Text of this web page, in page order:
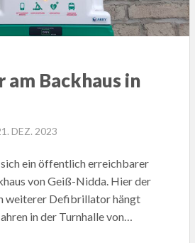
Backhaus in
DEZ. 2023
ein öffentlich erreichbarer
von Geiß-Nidda. Hier der
weiterer Defibrillator hängt
in der Turnhalle von…